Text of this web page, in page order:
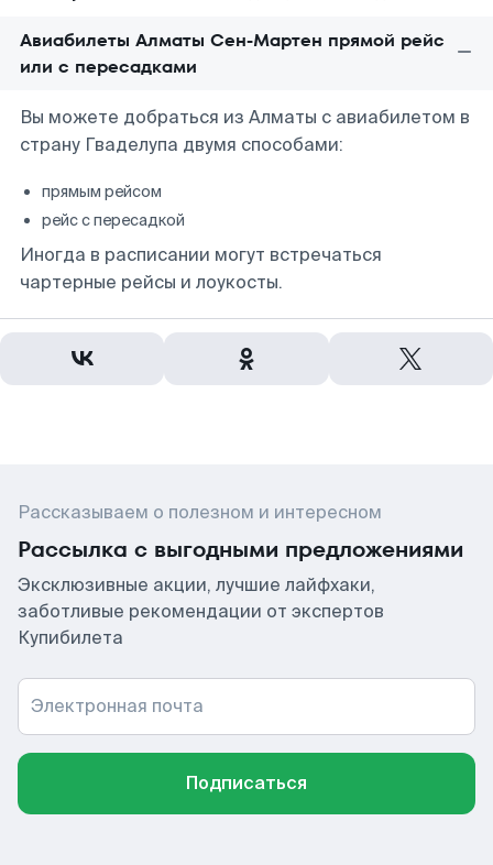
Авиабилеты Алматы Сен-Мартен прямой рейс
или с пересадками
Вы можете добраться из Алматы с авиабилетом в
страну Гваделупа двумя способами:
прямым рейсом
рейс с пересадкой
Иногда в расписании могут встречаться
чартерные рейсы и лоукосты.
Рассказываем о полезном и интересном
Рассылка с выгодными предложениями
Эксклюзивные акции, лучшие лайфхаки,
заботливые рекомендации от экспертов
Купибилета
Электронная почта
Подписаться